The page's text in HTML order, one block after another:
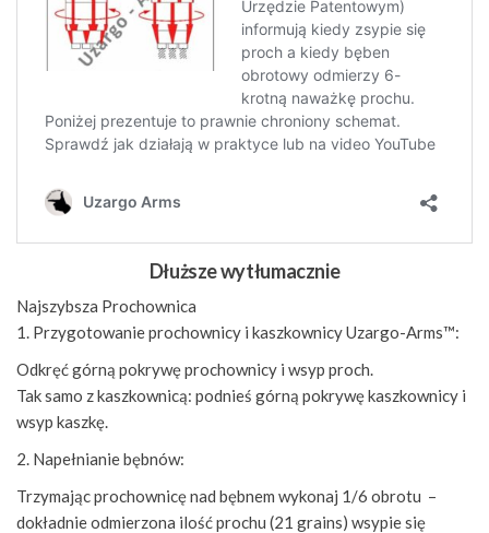
Dłuższe wytłumacznie
Najszybsza Prochownica
1. Przygotowanie prochownicy i kaszkownicy Uzargo-Arms™:
Odkręć górną pokrywę prochownicy i wsyp proch.
Tak samo z kaszkownicą: podnieś górną pokrywę kaszkownicy i
wsyp kaszkę.
2. Napełnianie bębnów:
Trzymając prochownicę nad bębnem wykonaj 1/6 obrotu –
dokładnie odmierzona ilość prochu (21 grains) wsypie się